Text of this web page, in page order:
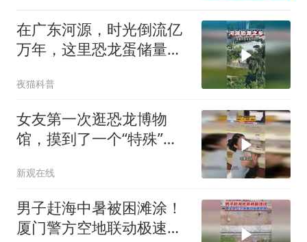
在广东河源，时光倒流亿
万年，这里恐龙蛋储量全
夜猫科普
女友第一次逛恐龙博物
馆，摸到了一个“特殊”的
新观在线
男子赶海中暑被困滩涂！
厦门警方空地联动极速救